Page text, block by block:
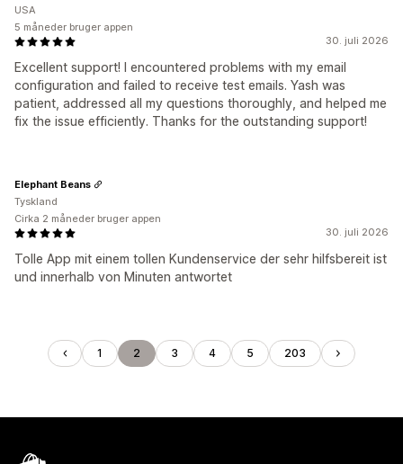
30. juli 2026
Excellent support! I encountered problems with my email
configuration and failed to receive test emails. Yash was
patient, addressed all my questions thoroughly, and helped me
fix the issue efficiently. Thanks for the outstanding support!
USA
5 måneder bruger appen
30. juli 2026
Tolle App mit einem tollen Kundenservice der sehr hilfsbereit ist
und innerhalb von Minuten antwortet
Elephant Beans
Tyskland
Cirka 2 måneder bruger appen
1 2 3 4 5 203